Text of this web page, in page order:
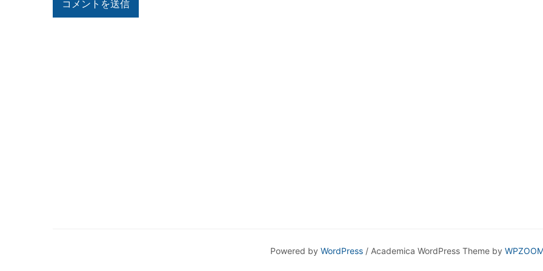
Powered by WordPress / Academica WordPress Theme by